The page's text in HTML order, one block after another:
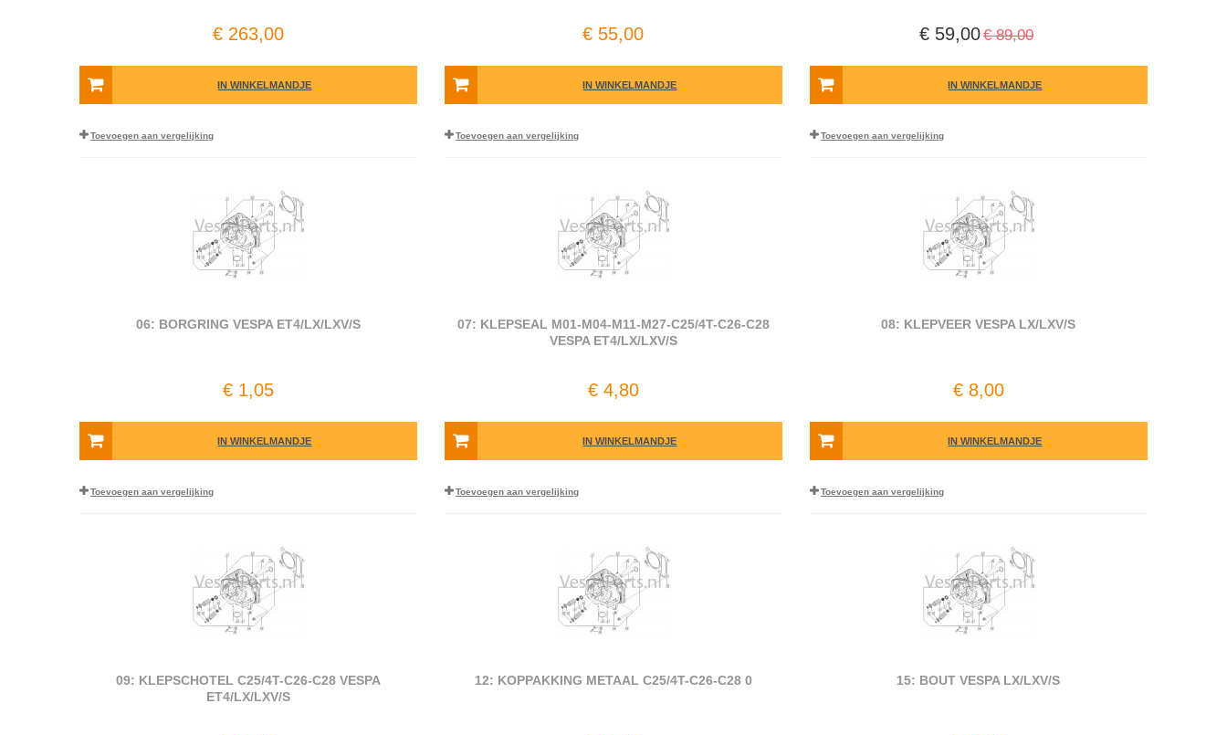
€ 263,00
IN WINKELMANDJE
Toevoegen aan vergelijking
€ 55,00
IN WINKELMANDJE
Toevoegen aan vergelijking
€ 59,00€ 89,00
IN WINKELMANDJE
Toevoegen aan vergelijking
06: BORGRING VESPA ET4/LX/LXV/S
€ 1,05
IN WINKELMANDJE
Toevoegen aan vergelijking
07: KLEPSEAL M01-M04-M11-M27-C25/4T-C26-C28
VESPA ET4/LX/LXV/S
€ 4,80
IN WINKELMANDJE
Toevoegen aan vergelijking
08: KLEPVEER VESPA LX/LXV/S
€ 8,00
IN WINKELMANDJE
Toevoegen aan vergelijking
09: KLEPSCHOTEL C25/4T-C26-C28 VESPA
ET4/LX/LXV/S
12: KOPPAKKING METAAL C25/4T-C26-C28 0 15: BOUT VESPA LX/LXV/S